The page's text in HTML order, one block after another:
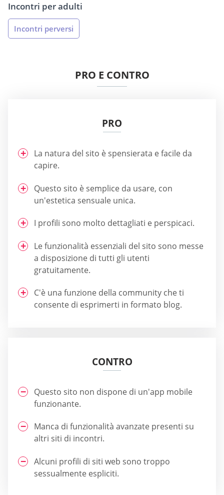
Incontri per adulti
Incontri perversi
PRO E CONTRO
PRO
La natura del sito è spensierata e facile da
capire.
Questo sito è semplice da usare, con
un'estetica sensuale unica.
I profili sono molto dettagliati e perspicaci.
Le funzionalità essenziali del sito sono messe
a disposizione di tutti gli utenti
gratuitamente.
C'è una funzione della community che ti
consente di esprimerti in formato blog.
CONTRO
Questo sito non dispone di un'app mobile
funzionante.
Manca di funzionalità avanzate presenti su
altri siti di incontri.
Alcuni profili di siti web sono troppo
sessualmente espliciti.